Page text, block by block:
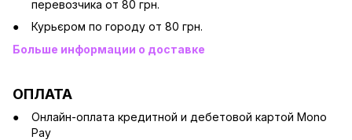
перевозчика от 80 грн.
Курьєром по городу от 80 грн.
Больше информации о доставке
ОПЛАТА
Онлайн-оплата кредитной и дебетовой картой Mono
Pay